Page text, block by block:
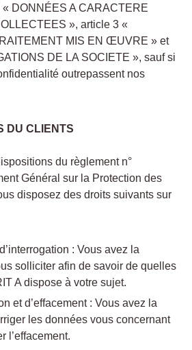
DONNÉES A CARACTERE
», article 3 «
MIS EN ŒUVRE » et
DE LA SOCIETE », sauf si
outrepassent nos
DU CLIENTS
du règlement n°
Général sur la Protection des
disposez des droits suivants sur
: Vous avez la
solliciter afin de savoir de quelles
A dispose à votre sujet.
et d’effacement : Vous avez la
les données vous concernant
l’effacement.